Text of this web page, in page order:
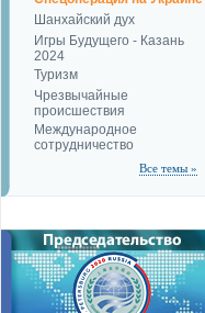
Шанхайский дух
Игры Будущего - Казань
2024
Туризм
Чрезвычайные
происшествия
Международное
сотрудничество
Все темы »